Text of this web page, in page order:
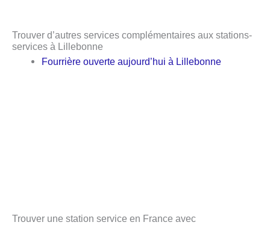
Trouver d’autres services complémentaires aux stations-
services à Lillebonne
Fourrière ouverte aujourd’hui à Lillebonne
Trouver une station service en France avec